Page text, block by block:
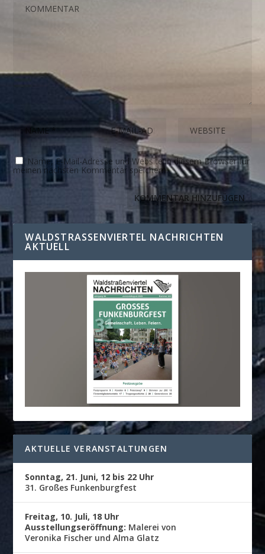
Name, E-Mail-Adresse und Website in diesem Browser für
meinen nächsten Kommentar speichern.
WALDSTRASSENVIERTEL NACHRICHTEN A
KTUELL
AKTUELLE VERANSTALTUNGEN
Sonntag, 21. Juni, 12 bis 22 Uhr
31. Großes Funkenburgfest
Freitag, 10. Juli, 18 Uhr
Ausstellungseröffnung: Malerei von
Veronika Fischer und Alma Glatz